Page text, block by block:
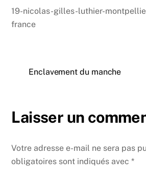
19-nicolas-gilles-luthier-
france
Enclavement du manche
Laisser un
Votre adresse e-mail ne sera pas
obligatoires sont indiqués avec*